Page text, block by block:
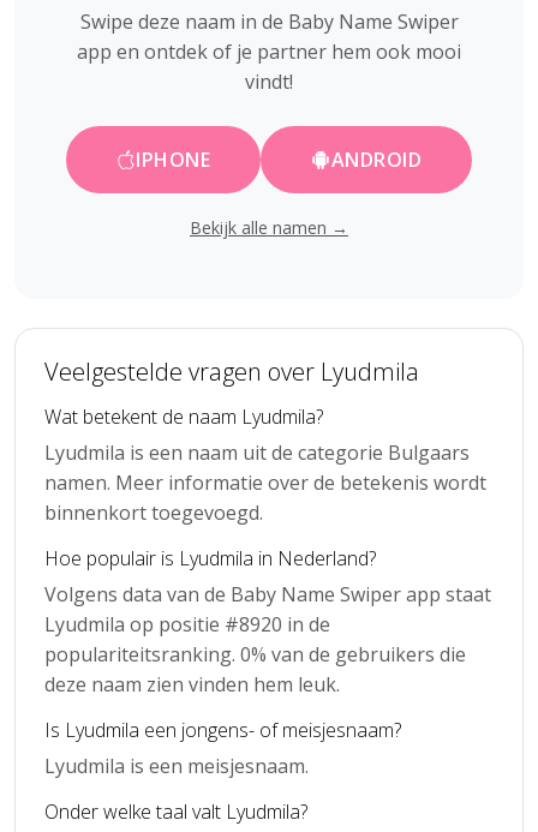
Swipe deze naam in de Baby Name Swiper
app en ontdek of je partner hem ook mooi
vindt!
IPHONE ANDROID
Bekijk alle namen →
Veelgestelde vragen over Lyudmila
Wat betekent de naam Lyudmila?
Lyudmila is een naam uit de categorie Bulgaars
namen. Meer informatie over de betekenis wordt
binnenkort toegevoegd.
Hoe populair is Lyudmila in Nederland?
Volgens data van de Baby Name Swiper app staat
Lyudmila op positie #8920 in de
populariteitsranking. 0% van de gebruikers die
deze naam zien vinden hem leuk.
Is Lyudmila een jongens- of meisjesnaam?
Lyudmila is een meisjesnaam.
Onder welke taal valt Lyudmila?